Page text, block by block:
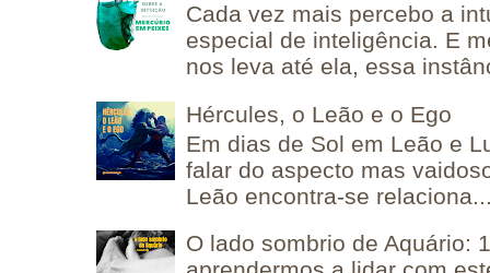
Cada vez mais percebo a
especial de inteligência. E
nos leva até ela, essa
Hércules, o Leão e o Ego
Em dias de Sol em Leão e
falar do aspecto mas
Leão encontra-se
O lado sombrio de Aquário: